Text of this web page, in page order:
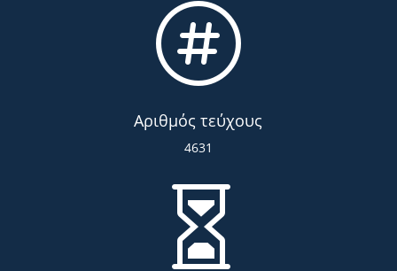

Αριθμός τεύχους
4631
